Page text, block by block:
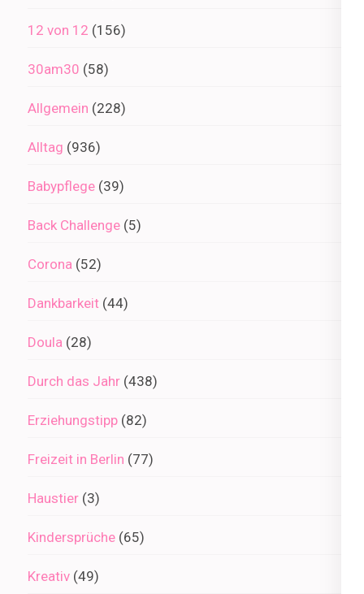
12 von 12 (156)
30am30 (58)
Allgemein (228)
Alltag (936)
Babypflege (39)
Back Challenge (5)
Corona (52)
Dankbarkeit (44)
Doula (28)
Durch das Jahr (438)
Erziehungstipp (82)
Freizeit in Berlin (77)
Haustier (3)
Kindersprüche (65)
Kreativ (49)